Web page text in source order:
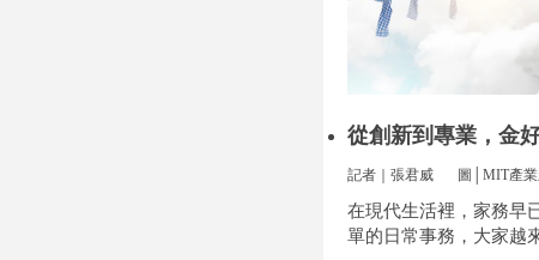
從創新到專業，金
方位安裝
記者｜張君威 圖│MIT產
在現代生活裡，家務早
單的日常事務，大家越